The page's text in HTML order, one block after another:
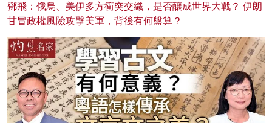
鄧飛：俄烏、美伊多方衝突交織，是否釀成世界大戰？ 伊朗
甘冒政權風險攻擊美軍，背後有何盤算？